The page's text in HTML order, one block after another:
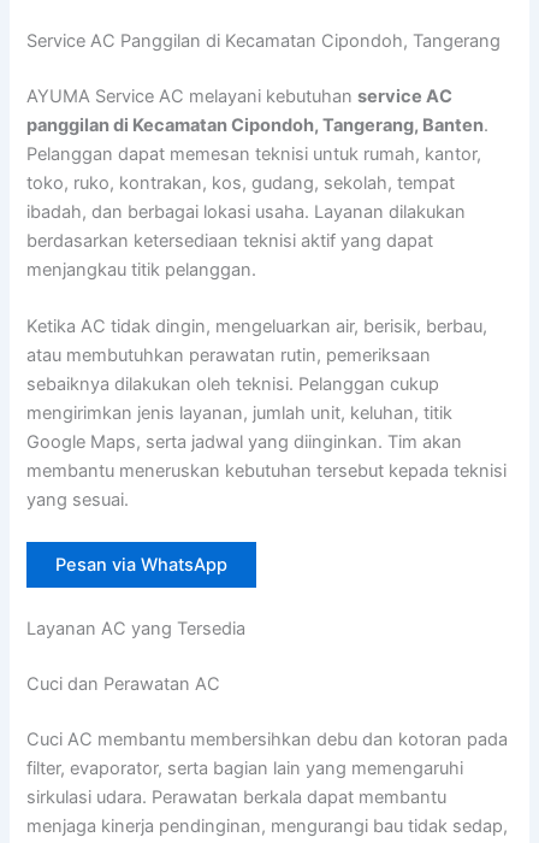
Service AC Panggilan di Kecamatan Cipondoh, Tangerang
AYUMA Service AC melayani kebutuhanservice AC
panggilan di Kecamatan Cipondoh, Tangerang, Banten.
Pelanggan dapat memesan teknisi untuk rumah, kantor,
toko, ruko, kontrakan, kos, gudang, sekolah, tempat
ibadah, dan berbagai lokasi usaha. Layanan dilakukan
berdasarkan ketersediaan teknisi aktif yang dapat
menjangkau titik pelanggan.
Ketika AC tidak dingin, mengeluarkan air, berisik, berbau,
atau membutuhkan perawatan rutin, pemeriksaan
sebaiknya dilakukan oleh teknisi. Pelanggan cukup
mengirimkan jenis layanan, jumlah unit, keluhan, titik
Google Maps, serta jadwal yang diinginkan. Tim akan
membantu meneruskan kebutuhan tersebut kepada teknisi
yang sesuai.
Pesan via WhatsApp
Layanan AC yang Tersedia
Cuci dan Perawatan AC
Cuci AC membantu membersihkan debu dan kotoran pada
filter, evaporator, serta bagian lain yang memengaruhi
sirkulasi udara. Perawatan berkala dapat membantu
menjaga kinerja pendinginan, mengurangi bau tidak sedap,